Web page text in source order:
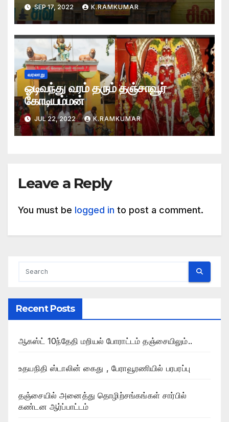
SEP 17, 2022 K.RAMKUMAR
வரலாறு
ஓடிவந்து வரம் தரும் தஞ்சாவூர்
கோடியம்மன்
JUL 22, 2022 K.RAMKUMAR
Leave a Reply
You must be logged in to post a comment.
Recent Posts
ஆகஸ்ட் 10ந்தேதி மறியல் போராட்டம் தஞ்சையிலும்..
உதயநிதி ஸ்டாலின் கைது , பேராவூரணியில் பரபரப்பு
தஞ்சையில் அனைத்து தொழிற்சங்கங்கள் சார்பில்
கண்டன ஆர்ப்பாட்டம்